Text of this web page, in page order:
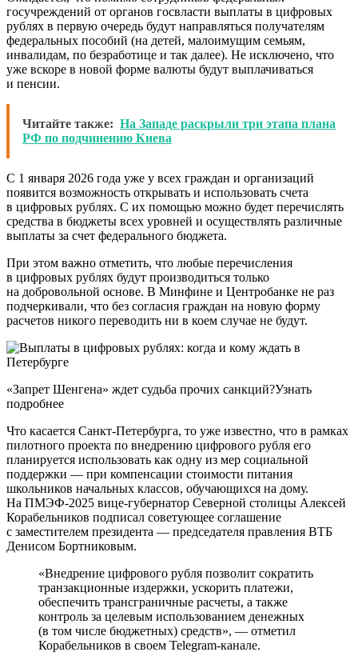
госучреждений от органов госвласти выплаты в цифровых
рублях в первую очередь будут направляться получателям
федеральных пособий (на детей, малоимущим семьям,
инвалидам, по безработице и так далее). Не исключено, что
уже вскоре в новой форме валюты будут выплачиваться
и пенсии.
Читайте также: На Западе раскрыли три этапа плана
РФ по подчинению Киева
С 1 января 2026 года уже у всех граждан и организаций
появится возможность открывать и использовать счета
в цифровых рублях. С их помощью можно будет перечислять
средства в бюджеты всех уровней и осуществлять различные
выплаты за счет федерального бюджета.
При этом важно отметить, что любые перечисления
в цифровых рублях будут производиться только
на добровольной основе. В Минфине и Центробанке не раз
подчеркивали, что без согласия граждан на новую форму
расчетов никого переводить ни в коем случае не будут.
«Запрет Шенгена» ждет судьба прочих санкций?Узнать
подробнее
Что касается Санкт-Петербурга, то уже известно, что в рамках
пилотного проекта по внедрению цифрового рубля его
планируется использовать как одну из мер социальной
поддержки — при компенсации стоимости питания
школьников начальных классов, обучающихся на дому.
На ПМЭФ-2025 вице-губернатор Северной столицы Алексей
Корабельников подписал советующее соглашение
с заместителем президента — председателя правления ВТБ
Денисом Бортниковым.
«Внедрение цифрового рубля позволит сократить
транзакционные издержки, ускорить платежи,
обеспечить трансграничные расчеты, а также
контроль за целевым использованием денежных
(в том числе бюджетных) средств», — отметил
Корабельников в своем Telegram-канале.